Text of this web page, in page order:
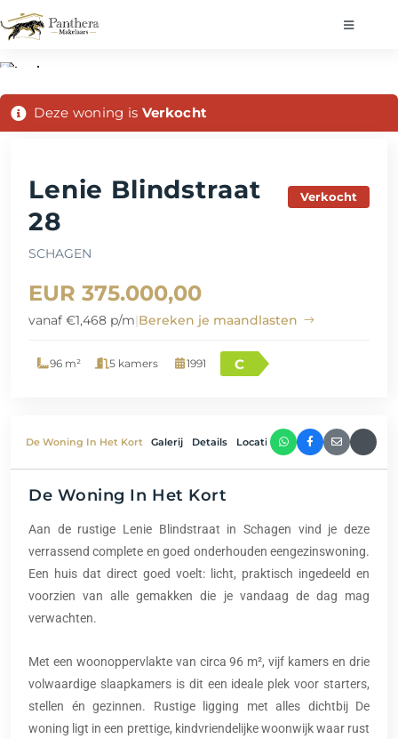
Deze woning is Verkocht
Lenie Blindstraat
28
Verkocht
SCHAGEN
EUR 375.000,00
vanaf €1,468 p/m|Bereken je maandlasten
96 m² 5 kamers 1991 C
De Woning In Het Kort Galerij Details Locatie Plattegrond
De Woning In Het Kort
Aan de rustige Lenie Blindstraat in Schagen vind je deze
verrassend complete en goed onderhouden eengezinswoning.
Een huis dat direct goed voelt: licht, praktisch ingedeeld en
voorzien van alle gemakken die je vandaag de dag mag
verwachten.
Met een woonoppervlakte van circa 96 m², vijf kamers en drie
volwaardige slaapkamers is dit een ideale plek voor starters,
stellen én gezinnen. Rustige ligging met alles dichtbij De
woning ligt in een prettige, kindvriendelijke woonwijk waar rust